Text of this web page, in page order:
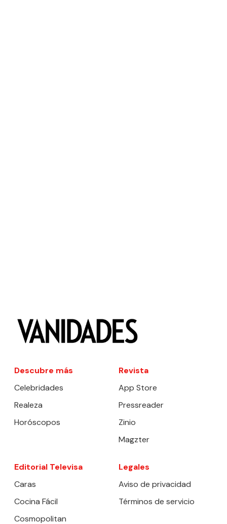
Descubre más
Celebridades
Realeza
Horóscopos
Revista
App Store
Pressreader
Zinio
Magzter
Editorial Televisa
Caras
Cocina Fácil
Cosmopolitan
Legales
Aviso de privacidad
Términos de servicio